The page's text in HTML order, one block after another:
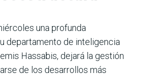
una profunda
departamento de inteligencia
Hassabis, dejará la gestión
de los desarrollos más